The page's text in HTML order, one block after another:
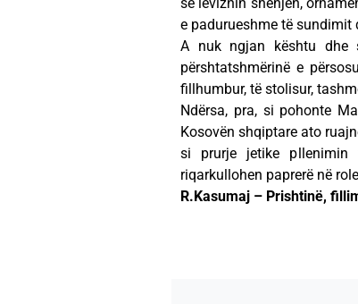
e padurueshme të sundimit
A nuk ngjan kështu dhe
përshtatshmërinë e
fillhumbur, të stolisur,
Ndërsa, pra, si pohonte
Kosovën shqiptare ato
si prurje jetike pllenimin
riqarkullohen paprerë në
R.Kasumaj – Prishtinë,